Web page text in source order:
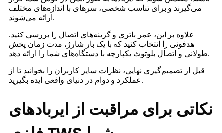
می‌گیرند و برای تناسب شخصی، سرهای با اندازه‌های مختلف
ارائه می‌شوند.
علاوه بر این، عمر باتری و گزینه‌های اتصال را بررسی کنید.
هدفونی را انتخاب کنید که با یک بار شارژ، مدت زمان پخش
طولانی و اتصال بلوتوث یکپارچه با دستگاه‌های شما را ارائه دهد.
قبل از تصمیم‌گیری نهایی، نظرات سایر کاربران را بخوانید تا از
عملکرد و دوام در دنیای واقعی ایده بگیرید.
نکاتی برای مراقبت از ایربادهای